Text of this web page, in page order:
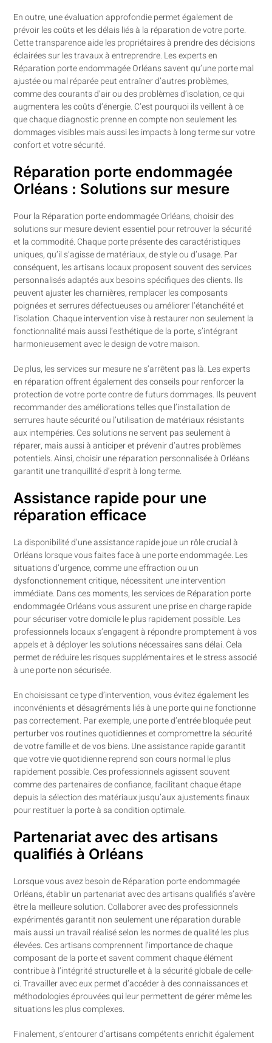
En outre, une évaluation approfondie permet également de
prévoir les coûts et les délais liés à la réparation de votre porte.
Cette transparence aide les propriétaires à prendre des décisions
éclairées sur les travaux à entreprendre. Les experts en
Réparation porte endommagée Orléans savent qu’une porte mal
ajustée ou mal réparée peut entraîner d’autres problèmes,
comme des courants d’air ou des problèmes d’isolation, ce qui
augmentera les coûts d’énergie. C’est pourquoi ils veillent à ce
que chaque diagnostic prenne en compte non seulement les
dommages visibles mais aussi les impacts à long terme sur votre
confort et votre sécurité.
Réparation porte endommagée
Orléans : Solutions sur mesure
Pour la Réparation porte endommagée Orléans, choisir des
solutions sur mesure devient essentiel pour retrouver la sécurité
et la commodité. Chaque porte présente des caractéristiques
uniques, qu’il s’agisse de matériaux, de style ou d’usage. Par
conséquent, les artisans locaux proposent souvent des services
personnalisés adaptés aux besoins spécifiques des clients. Ils
peuvent ajuster les charnières, remplacer les composants
poignées et serrures défectueuses ou améliorer l’étanchéité et
l’isolation. Chaque intervention vise à restaurer non seulement la
fonctionnalité mais aussi l’esthétique de la porte, s’intégrant
harmonieusement avec le design de votre maison.
De plus, les services sur mesure ne s’arrêtent pas là. Les experts
en réparation offrent également des conseils pour renforcer la
protection de votre porte contre de futurs dommages. Ils peuvent
recommander des améliorations telles que l’installation de
serrures haute sécurité ou l’utilisation de matériaux résistants
aux intempéries. Ces solutions ne servent pas seulement à
réparer, mais aussi à anticiper et prévenir d’autres problèmes
potentiels. Ainsi, choisir une réparation personnalisée à Orléans
garantit une tranquillité d’esprit à long terme.
Assistance rapide pour une
réparation efficace
La disponibilité d’une assistance rapide joue un rôle crucial à
Orléans lorsque vous faites face à une porte endommagée. Les
situations d’urgence, comme une effraction ou un
dysfonctionnement critique, nécessitent une intervention
immédiate. Dans ces moments, les services de Réparation porte
endommagée Orléans vous assurent une prise en charge rapide
pour sécuriser votre domicile le plus rapidement possible. Les
professionnels locaux s’engagent à répondre promptement à vos
appels et à déployer les solutions nécessaires sans délai. Cela
permet de réduire les risques supplémentaires et le stress associé
à une porte non sécurisée.
En choisissant ce type d’intervention, vous évitez également les
inconvénients et désagréments liés à une porte qui ne fonctionne
pas correctement. Par exemple, une porte d’entrée bloquée peut
perturber vos routines quotidiennes et compromettre la sécurité
de votre famille et de vos biens. Une assistance rapide garantit
que votre vie quotidienne reprend son cours normal le plus
rapidement possible. Ces professionnels agissent souvent
comme des partenaires de confiance, facilitant chaque étape
depuis la sélection des matériaux jusqu’aux ajustements finaux
pour restituer la porte à sa condition optimale.
Partenariat avec des artisans
qualifiés à Orléans
Lorsque vous avez besoin de Réparation porte endommagée
Orléans, établir un partenariat avec des artisans qualifiés s’avère
être la meilleure solution. Collaborer avec des professionnels
expérimentés garantit non seulement une réparation durable
mais aussi un travail réalisé selon les normes de qualité les plus
élevées. Ces artisans comprennent l’importance de chaque
composant de la porte et savent comment chaque élément
contribue à l’intégrité structurelle et à la sécurité globale de celle-
ci. Travailler avec eux permet d’accéder à des connaissances et
méthodologies éprouvées qui leur permettent de gérer même les
situations les plus complexes.
Finalement, s’entourer d’artisans compétents enrichit également